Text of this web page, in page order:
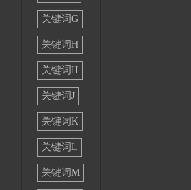
关键词G
关键词H
关键词II
关键词J
关键词K
关键词L
关键词M